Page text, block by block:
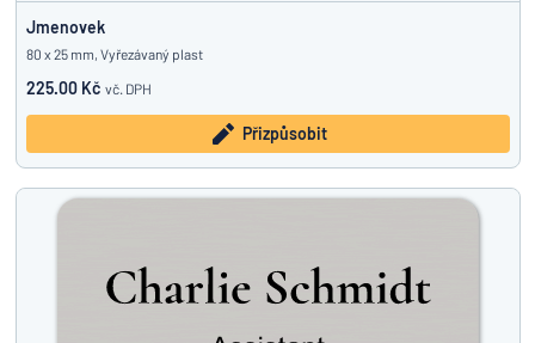
Jmenovek
80 x 25 mm, Vyřezávaný plast
225.00 Kč vč. DPH
Přizpůsobit